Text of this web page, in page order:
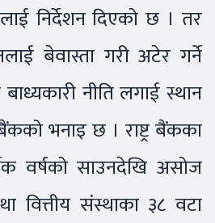
निर्देशन दिएको छ । तर
बेवास्ता गरी अटेर गर्ने
नीति लगाई स्थान
भनाइ छ । राष्ट्र बैंकका
वर्षको साउनदेखि असोज
वित्तीय संस्थाका ३८ वटा